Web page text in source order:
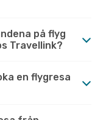
på flyg
Travellink?
en flygresa